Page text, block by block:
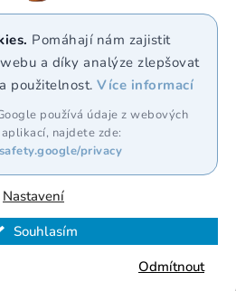
Pomáhají nám zajistit
a díky analýze zlepšovat
použitelnost.Více informací
používá údaje z webových
najdete zde:
privacy
Nastavení
Odmítnout
Souhlasím
. Všechna práva vyhrazena.